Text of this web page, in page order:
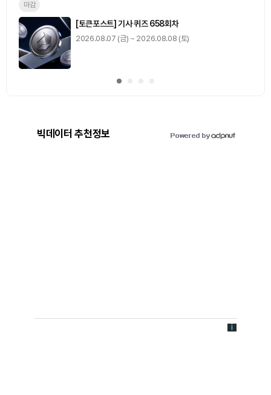
기사 스탬프
빅데이터 추천정보